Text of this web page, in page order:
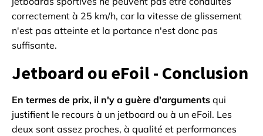
correctement à 25 km/h, car la vitesse de glissement
n'est pas atteinte et la portance n'est donc pas
suffisante.
Jetboard ou eFoil - Conclusion
En termes de prix, il n'y a guère d'arguments qui
justifient le recours à un jetboard ou à un eFoil. Les
deux sont assez proches, à qualité et performances